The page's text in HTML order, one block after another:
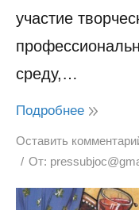
участие
среду,…
Подробнее
Оставить
От: